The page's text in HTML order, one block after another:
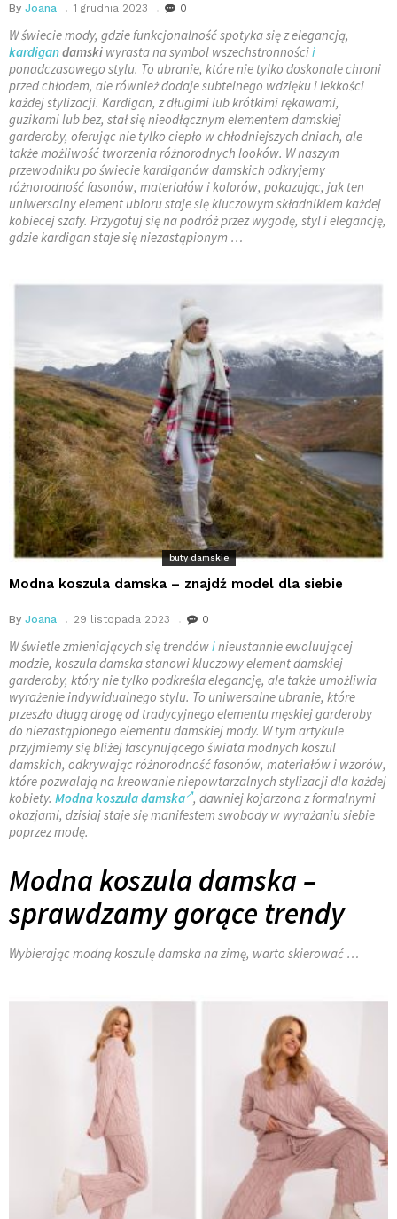
By Joana 1 grudnia 2023 0
W świecie mody, gdzie funkcjonalność spotyka się z elegancją,
kardigandamski wyrasta na symbol wszechstronnościi
ponadczasowego stylu. To ubranie, które nie tylko doskonale chroni
przed chłodem, ale również dodaje subtelnego wdzięku i lekkości
każdej stylizacji. Kardigan, z długimi lub krótkimi rękawami,
guzikami lub bez, stał się nieodłącznym elementem damskiej
garderoby, oferując nie tylko ciepło w chłodniejszych dniach, ale
także możliwość tworzenia różnorodnych looków. W naszym
przewodniku po świecie kardiganów damskich odkryjemy
różnorodność fasonów, materiałów i kolorów, pokazując, jak ten
uniwersalny element ubioru staje się kluczowym składnikiem każdej
kobiecej szafy. Przygotuj się na podróż przez wygodę, styl i elegancję,
gdzie kardigan staje się niezastąpionym …
buty damskie
Modna koszula damska – znajdź model dla siebie
By Joana 29 listopada 2023 0
W świetle zmieniających się trendówinieustannie ewoluującej
modzie, koszula damska stanowi kluczowy element damskiej
garderoby, który nie tylko podkreśla elegancję, ale także umożliwia
wyrażenie indywidualnego stylu. To uniwersalne ubranie, które
przeszło długą drogę od tradycyjnego elementu męskiej garderoby
do niezastąpionego elementu damskiej mody. W tym artykule
przyjmiemy się bliżej fascynującego świata modnych koszul
damskich, odkrywając różnorodność fasonów, materiałów i wzorów,
które pozwalają na kreowanie niepowtarzalnych stylizacji dla każdej
kobiety. Modna koszula damska , dawniej kojarzona z formalnymi
okazjami, dzisiaj staje się manifestem swobody w wyrażaniu siebie
poprzez modę.
Modna koszula damska –
sprawdzamy gorące trendy
Wybierając modną koszulę damska na zimę, warto skierować …